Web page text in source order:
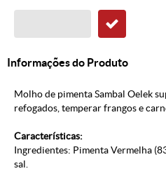
Informações do Produto
Molho de pimenta Sambal Oelek
refogados, temperar frangos e
Características:
Ingredientes: Pimenta Vermelha
sal.